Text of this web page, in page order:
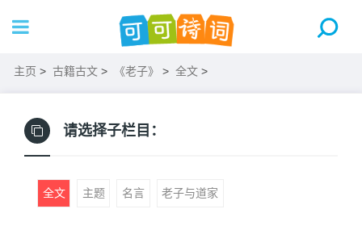
主页 > 古籍古文 > 《老子》 > 全文 >
请选择子栏目：
全文 主题 名言 老子与道家